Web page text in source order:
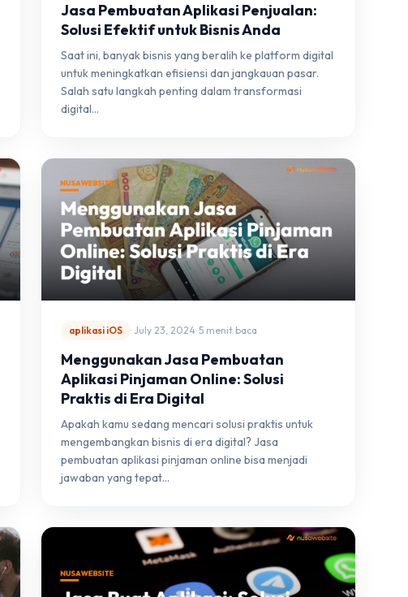
Jasa Pembuatan Aplikasi Penjualan:
Solusi Efektif untuk Bisnis Anda
Saat ini, banyak bisnis yang beralih ke platform digital
untuk meningkatkan efisiensi dan jangkauan pasar.
Salah satu langkah penting dalam transformasi
digital…
aplikasi iOS · July 23, 2024· 5 menit baca
Menggunakan Jasa Pembuatan
Aplikasi Pinjaman Online: Solusi
Praktis di Era Digital
Apakah kamu sedang mencari solusi praktis untuk
mengembangkan bisnis di era digital? Jasa
pembuatan aplikasi pinjaman online bisa menjadi
jawaban yang tepat…